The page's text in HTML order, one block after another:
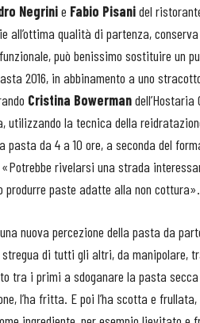
Negrinie Fabio Pisanidel
all’ottima qualità di partenza,
può benissimo sostituire un
2016, in abbinamento a uno
Cristina Bowerman
utilizzando la tecnica della
da 4 a 10 ore, a seconda del
rivelarsi una strada
produrre paste adatte alla non cottura».
nuova percezione della pasta da
di tutti gli altri, da manipolare,
tra i primi a sdoganare la pasta
l’ha fritta. E poi l’ha scotta e